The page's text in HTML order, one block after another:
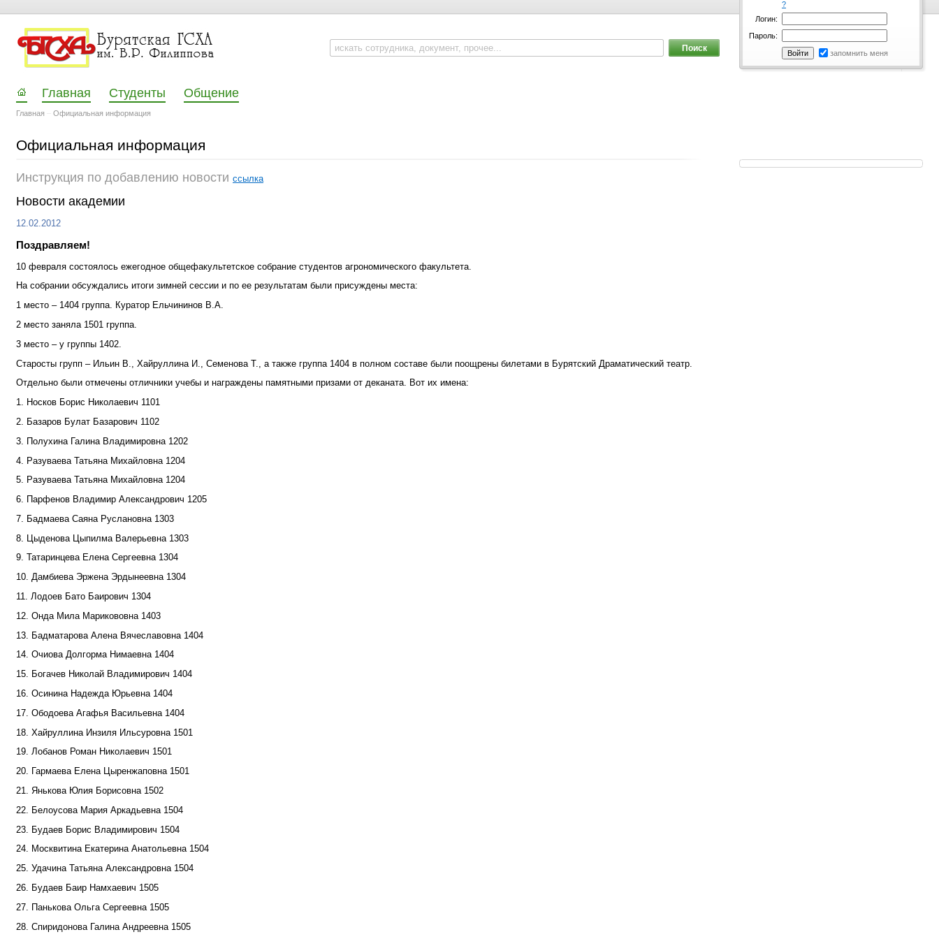
?
Логин:
Пароль:
запомнить меня
Главная Студенты Общение
Главная Официальная информация
Официальная информация
Инструкция по добавлению новости ссылка
Новости академии
12.02.2012
Поздравляем!
10 февраля состоялось ежегодное общефакультетское собрание студентов агрономического факультета.
На собрании обсуждались итоги зимней сессии и по ее результатам были присуждены места:
1 место – 1404 группа. Куратор Ельчининов В.А.
2 место заняла 1501 группа.
3 место – у группы 1402.
Старосты групп – Ильин В., Хайруллина И., Семенова Т., а также группа 1404 в полном составе были поощрены билетами в Бурятский Драматический театр.
Отдельно были отмечены отличники учебы и награждены памятными призами от деканата. Вот их имена:
1. Носков Борис Николаевич 1101
2. Базаров Булат Базарович 1102
3. Полухина Галина Владимировна 1202
4. Разуваева Татьяна Михайловна 1204
5. Разуваева Татьяна Михайловна 1204
6. Парфенов Владимир Александрович 1205
7. Бадмаева Саяна Руслановна 1303
8. Цыденова Цыпилма Валерьевна 1303
9. Татаринцева Елена Сергеевна 1304
10. Дамбиева Эржена Эрдынеевна 1304
11. Лодоев Бато Баирович 1304
12. Онда Мила Марикововна 1403
13. Бадматарова Алена Вячеславовна 1404
14. Очиова Долгорма Нимаевна 1404
15. Богачев Николай Владимирович 1404
16. Осинина Надежда Юрьевна 1404
17. Ободоева Агафья Васильевна 1404
18. Хайруллина Инзиля Ильсуровна 1501
19. Лобанов Роман Николаевич 1501
20. Гармаева Елена Цыренжаповна 1501
21. Янькова Юлия Борисовна 1502
22. Белоусова Мария Аркадьевна 1504
23. Будаев Борис Владимирович 1504
24. Москвитина Екатерина Анатольевна 1504
25. Удачина Татьяна Александровна 1504
26. Будаев Баир Намхаевич 1505
27. Панькова Ольга Сергеевна 1505
28. Спиридонова Галина Андреевна 1505